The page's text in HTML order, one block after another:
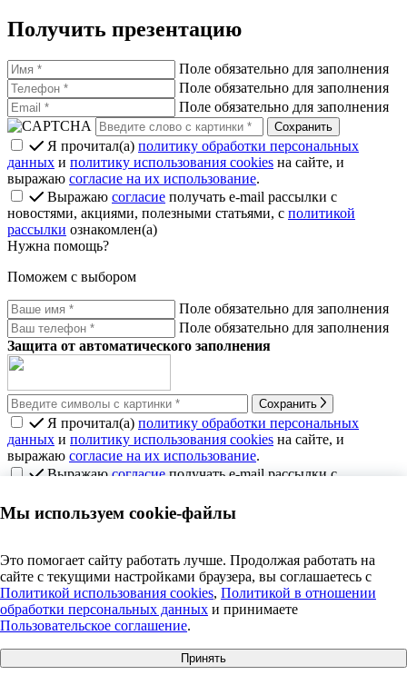
Получить презентацию
Поле обязательно для заполнения
Поле обязательно для заполнения
Поле обязательно для заполнения
Я прочитал(а) политику обработки персональных
данных и политику использования cookies на сайте, и
выражаю согласие на их использование.
Выражаю согласие получать e-mail рассылки с
новостями, акциями, полезными статьями, с политикой
рассылки ознакомлен(а)
Нужна помощь?
Поможем с выбором
Поле обязательно для заполнения
Поле обязательно для заполнения
Защита от автоматического заполнения
Сохранить
Я прочитал(а) политику обработки персональных
данных и политику использования cookies на сайте, и
выражаю согласие на их использование.
Выражаю согласие получать e-mail рассылки с
рассылки
ознакомлен(а)
Оставить заявку на демо-доступ
Поле обязательно для заполнения
Поле обязательно для заполнения
Поле обязательно для заполнения
Защита от автоматического заполнения
Сохранить
Мы используем cookie-файлы
Это помогает сайту работать лучше. Продолжая работать на
сайте с текущими настройками браузера, вы соглашаетесь c
Политикой использования cookies, Политикой в отношении
обработки персональных данных и принимаете
Пользовательское соглашение.
Принять